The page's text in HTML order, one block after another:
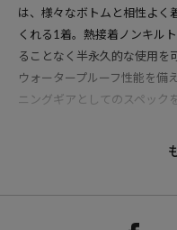
は、様々なボトムと相性よく
くれる1着。熱接着ノンキル
ることなく半永久的な使用を
ウォータープルーフ性能を備
ニングギアとしてのスペック
●機能重視派もデザイン派も